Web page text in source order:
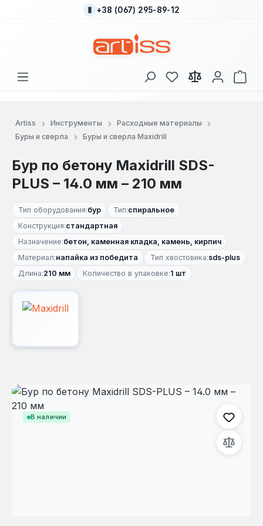
Перейти к основному содержанию
+38 (067) 295-89-12
У вас есть товары
В
Artiss Инструменты
Расходные материалы
Буры и сверла
Буры и сверла Maxidrill
Бур по бетону Maxidrill SDS-
PLUS – 14.0 мм – 210 мм
Тип оборудования:бур Тип:спиральное
Конструкция:стандартная
Назначение:бетон, каменная кладка, камень, кирпич
Материал:напайка из победита Тип хвостовика:sds-plus
Длина:210 мм Количество в упаковке:1 шт
В наличии
Пропустить галерею изображений